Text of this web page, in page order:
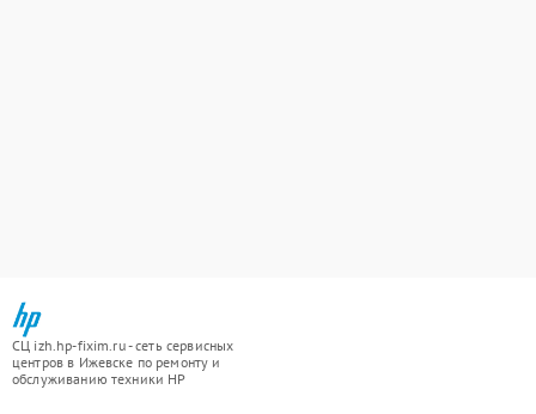
СЦ izh.hp-fixim.ru - сеть сервисных
центров в Ижевске по ремонту и
обслуживанию техники HP